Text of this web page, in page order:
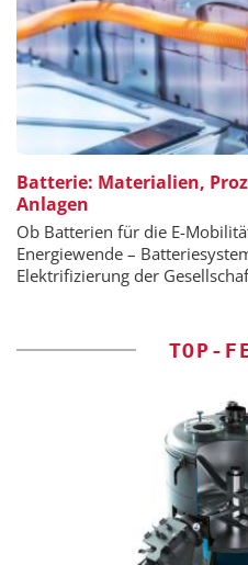
Batterie: Materialien,
Anlagen
Ob Batterien für die E-
Energiewende –
Elektrifizierung der
TOP-